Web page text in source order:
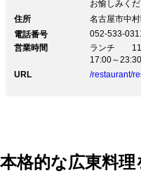
お愉しみくだ
住所
名古屋市中
電話番号
052-533-
営業時間
ランチ
17:00～
URL
/restaurant/
本格的な広東料